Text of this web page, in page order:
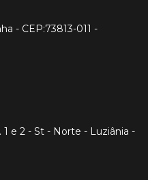
- CEP:73813-011 -
e 2 - St - Norte - Luziânia -